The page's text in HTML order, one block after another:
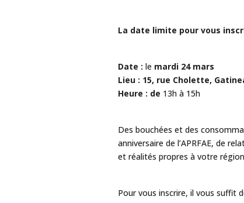
La date limite pour vous
Date : le mardi 24 mars
Lieu : 15, rue Cholette,
Heure : de 13h à 15h
Des bouchées et des
anniversaire de l’APRFAE, de
et réalités propres à votre
Pour vous inscrire, il vous suffit